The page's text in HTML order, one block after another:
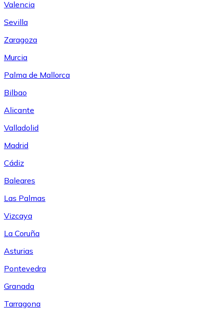
Valencia
Sevilla
Zaragoza
Murcia
Palma de Mallorca
Bilbao
Alicante
Valladolid
Madrid
Cádiz
Baleares
Las Palmas
Vizcaya
La Coruña
Asturias
Pontevedra
Granada
Tarragona